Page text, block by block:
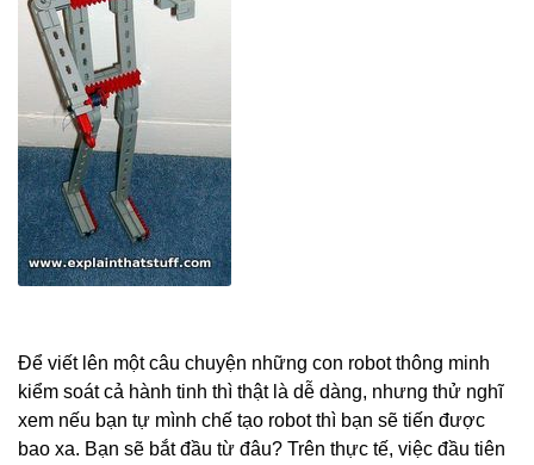
Để viết lên một câu chuyện những con robot thông minh
kiểm soát cả hành tinh thì thật là dễ dàng, nhưng thử nghĩ
xem nếu bạn tự mình chế tạo robot thì bạn sẽ tiến được
bao xa. Bạn sẽ bắt đầu từ đâu? Trên thực tế, việc đầu tiên